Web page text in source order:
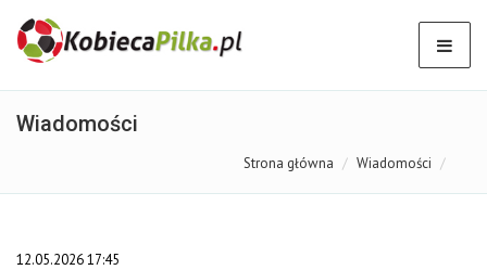
Wiadomości
Strona główna Wiadomości
12.05.2026 17:45